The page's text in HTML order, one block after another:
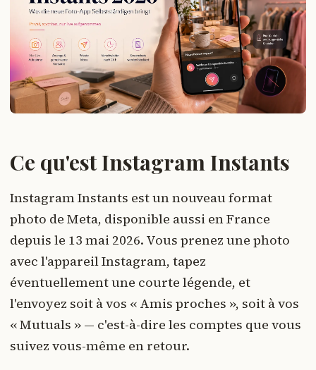
Ce qu'est Instagram Instants
Instagram Instants est un nouveau format
photo de Meta, disponible aussi en France
depuis le 13 mai 2026. Vous prenez une photo
avec l'appareil Instagram, tapez
éventuellement une courte légende, et
l'envoyez soit à vos « Amis proches », soit à vos
« Mutuals » — c'est-à-dire les comptes que vous
suivez vous-même en retour.